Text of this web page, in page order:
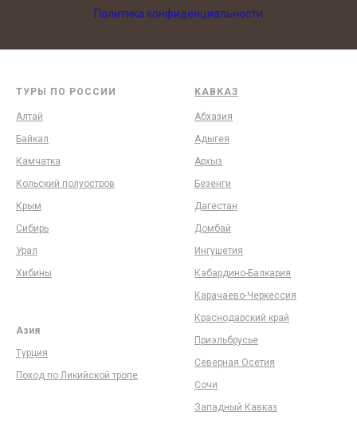
Политика конфиденциальности
ТУРЫ ПО РОССИИ
Алтай
Байкал
Камчатка
Кольский полуостров
Крым
Сибирь
Урал
Хибины
Азия
Турция
Поход по Ликийской тропе
КАВКАЗ
Абхазия
Адыгея
Архыз
Безенги
Дагестан
Домбай
Ингушетия
Кабардино-Балкария
Карачаево-Черкессия
Краснодарский край
Приэльбрусье
Северная Осетия
Сочи
Западный Кавказ